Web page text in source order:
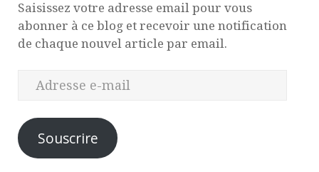
Saisissez votre adresse email pour vous
abonner à ce blog et recevoir une notification
de chaque nouvel article par email.
Souscrire